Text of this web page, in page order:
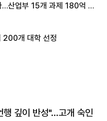
…산업부 15개 과제 180억 지
200개 대학 선정
행 깊이 반성"…고개 숙인